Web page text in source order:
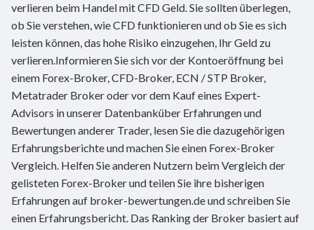
verlieren beim Handel mit CFD Geld. Sie sollten überlegen,
ob Sie verstehen, wie CFD funktionieren und ob Sie es sich
leisten können, das hohe Risiko einzugehen, Ihr Geld zu
verlieren.Informieren Sie sich vor der Kontoeröffnung bei
einem Forex-Broker, CFD-Broker, ECN / STP Broker,
Metatrader Broker oder vor dem Kauf eines Expert-
Advisors in unserer Datenbanküber Erfahrungen und
Bewertungen anderer Trader, lesen Sie die dazugehörigen
Erfahrungsberichte und machen Sie einen Forex-Broker
Vergleich. Helfen Sie anderen Nutzern beim Vergleich der
gelisteten Forex-Broker und teilen Sie ihre bisherigen
Erfahrungen auf broker-bewertungen.de und schreiben Sie
einen Erfahrungsbericht. Das Ranking der Broker basiert auf